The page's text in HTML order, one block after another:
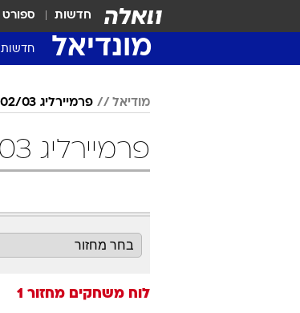
חדשות ספורט
מונדיאל חדשות
מודיאל פרמיירליג 2002/03
פרמיירליג 2002/03 מחזור 1 כדורגל
לוח משחקים מחזור 1